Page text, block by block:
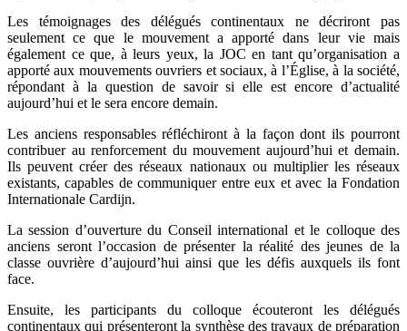
Les témoignages des délégués continentaux ne décriront pas
seulement ce que le mouvement a apporté dans leur vie mais
également ce que, à leurs yeux, la JOC en tant qu’organisation a
apporté aux mouvements ouvriers et sociaux, à l’Église, à la société,
répondant à la question de savoir si elle est encore d’actualité
aujourd’hui et le sera encore demain.
Les anciens responsables réfléchiront à la façon dont ils pourront
contribuer au renforcement du mouvement aujourd’hui et demain.
Ils peuvent créer des réseaux nationaux ou multiplier les réseaux
existants, capables de communiquer entre eux et avec la Fondation
Internationale Cardijn.
La session d’ouverture du Conseil international et le colloque des
anciens seront l’occasion de présenter la réalité des jeunes de la
classe ouvrière d’aujourd’hui ainsi que les défis auxquels ils font
face.
Ensuite, les participants du colloque écouteront les délégués
continentaux qui présenteront la synthèse des travaux de préparation